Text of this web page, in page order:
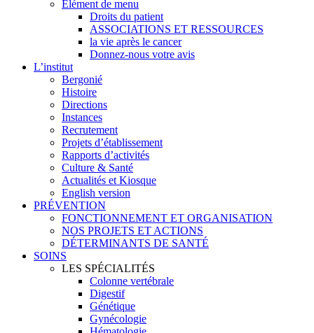
Élément de menu
Droits du patient
ASSOCIATIONS ET RESSOURCES
la vie après le cancer
Donnez-nous votre avis
L’institut
Bergonié
Histoire
Directions
Instances
Recrutement
Projets d’établissement
Rapports d’activités
Culture & Santé
Actualités et Kiosque
English version
PRÉVENTION
FONCTIONNEMENT ET ORGANISATION
NOS PROJETS ET ACTIONS
DÉTERMINANTS DE SANTÉ
SOINS
LES SPÉCIALITÉS
Colonne vertébrale
Digestif
Génétique
Gynécologie